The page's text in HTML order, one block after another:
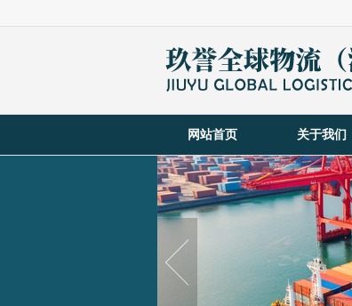
网站首页 关于我们